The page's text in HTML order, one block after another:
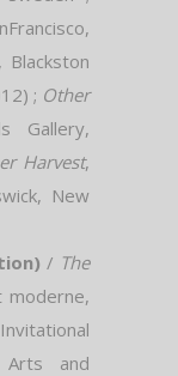
Blackston
; Other
Gallery,
Harvest,
New
/ The
moderne,
Arts and